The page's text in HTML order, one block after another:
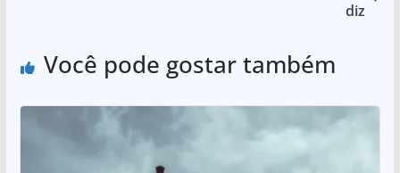
diz
Você pode gostar também